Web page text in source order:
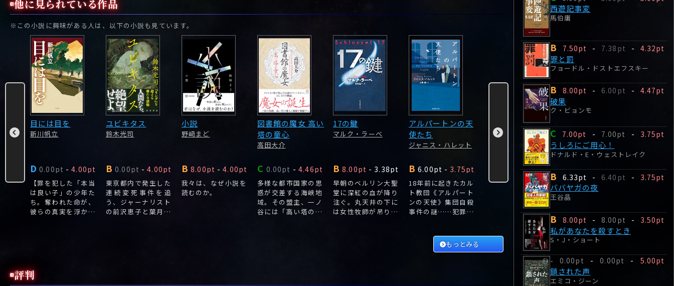
他に見られている作品
※この小説に興味がある人は、以下の小説も見ています。
ュー
目には目を
新川帆立
D 0.00pt - 4.00pt
【罪を犯した「本当
は良い子」の少年た
ち。奪われた命が、
彼らの真実を浮かび
ユビキタス
鈴木光司
B 0.00pt - 4.00pt
東京都内で発生した
連続変死事件を追
う、ジャーナリスト
の前沢恵子と葉月有
小説
野﨑まど
B 8.00pt - 4.00pt
我々は、なぜ小説を
読むのか。
図書館の魔女 高い
塔の童心
高田大介
C 0.00pt - 4.46pt
多様な都市国家の思
惑が交差する海峡地
域。その盟主、一ノ
谷には「高い塔の魔
17の鍵
マルク・ラーベ
B 8.00pt - 3.38pt
早朝のベルリン大聖
堂に深紅の血が降り
注ぐ。丸天井の下に
は女性牧師が吊り下
アルパートンの天
使たち
ジャニス・ハレット
B 6.00pt - 3.75pt
18年前に起きたカル
ト教団《アルパート
ンの天使》集団自殺
事件の謎……犯罪ノ
真相とは!?
アンジェリック
ギヨーム・ミュッソ
- 5.00pt
コロナ禍のパリ、元
トップ・バレエダン
サーの不可解な転落
死――遺された娘×元刑
事が真相に挑む!パ
リ・オペラ座バレエ
団の元トップダンサ
ー、ステラ・ぺトレ
ンコが6階の自宅ア
パルトマンから転...
ロバート・ベイリー
B 8.00pt - 4.40pt
「事故った? GET
RICH(リッチに電話
を/一攫千金)」アラ
バマからフロリダま
でのハイウェイに看
板を掲げ、交通事故
案件を専門とし、い
を成してきた通称
「ビルボード弁護
士」ジ...
力
- 0.00pt
「自分に
い」手首
つ元カノ
む表題作
もっとみる
評判
西遊記事変
馬伯庸
B 7.50pt - 7.38pt - 4.32pt
罪と罰
フョードル・ドストエフスキー
B 8.00pt - 6.00pt - 4.47pt
破果
ク・ビョンモ
C 7.00pt - 7.00pt - 3.75pt
うしろにご用心！
ドナルド・E・ウェストレイク
B 6.33pt - 6.40pt - 3.75pt
ババヤガの夜
王谷晶
B 8.00pt - 8.00pt - 3.50pt
私があなたを殺すとき
S・J・ショート
- 0.00pt - 0.00pt - 5.00pt
鎖された声
エミコ・ジーン